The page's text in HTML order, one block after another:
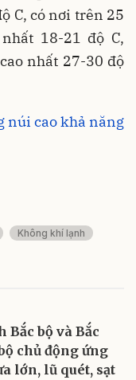
C, có nơi trên 25
18-21 độ C,
nhất 27-30 độ
núi cao khả năng
Không khí lạnh
Bắc bộ và Bắc
chủ động ứng
lớn, lũ quét, sạt